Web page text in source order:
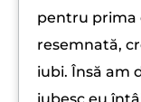
pentru prima
resemnată,
iubi. Însă am